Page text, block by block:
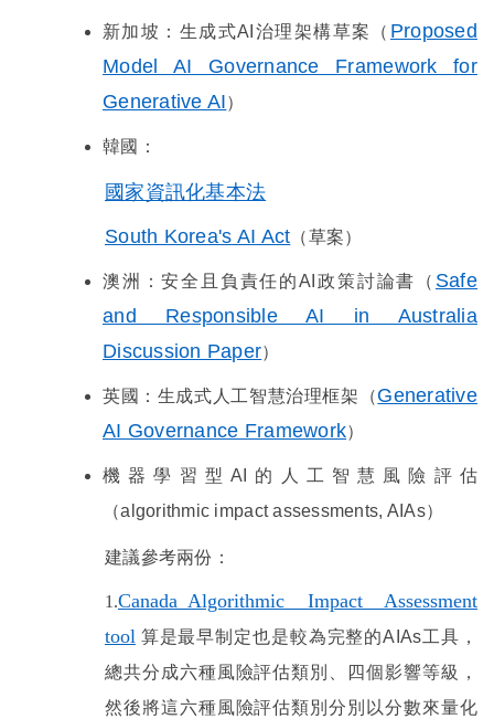
新加坡：生成式AI 治理架構草案（ Proposed
Model AI Governance Framework for
Generative AI）
韓國：
國家資訊化基本法
South Korea's AI Act （草案）
澳洲：安全且負責任的AI 政策討論書（ Safe
and Responsible AI in Australia
Discussion Paper）
英國：生成式人工智慧治理框架（Generative
AI Governance Framework）
機器學習型AI
的人工智慧風險評估
（algorithmic impact assessments, AIAs）
建議參考兩份：
1.Canada_Algorithmic Impact Assessment
tool 算是最早制定也是較為完整的AIAs工具，
總共分成六種風險評估類別、四個影響等級，
然後將這六種風險評估類別分別以分數來量化